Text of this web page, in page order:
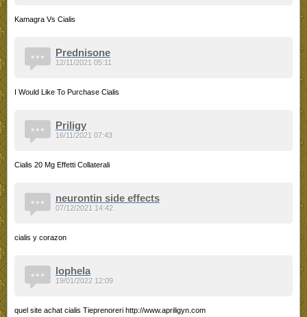
Kamagra Vs Cialis
Prednisone
I Would Like To Purchase Cialis
12/11/2021 05:11
Priligy
Cialis 20 Mg Effetti Collaterali
16/11/2021 07:43
neurontin side effects
cialis y corazon
07/12/2021 14:42
lophela
quel site achat cialis Tieprenoreri http://www.apriligyn.com
19/01/2022 12:09